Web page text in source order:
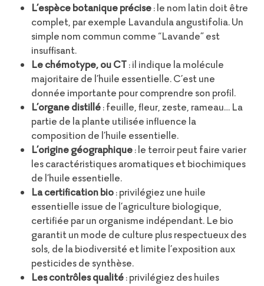
L’espèce botanique précise: le nom latin doit être
complet, par exemple Lavandula angustifolia. Un
simple nom commun comme “Lavande” est
insuffisant.
Le chémotype, ou CT: il indique la molécule
majoritaire de l’huile essentielle. C’est une
donnée importante pour comprendre son profil.
L’organe distillé: feuille, fleur, zeste, rameau… La
partie de la plante utilisée influence la
composition de l’huile essentielle.
L’origine géographique: le terroir peut faire varier
les caractéristiques aromatiques et biochimiques
de l’huile essentielle.
La certification bio: privilégiez une huile
essentielle issue de l’agriculture biologique,
certifiée par un organisme indépendant. Le bio
garantit un mode de culture plus respectueux des
sols, de la biodiversité et limite l’exposition aux
pesticides de synthèse.
Les contrôles qualité: privilégiez des huiles